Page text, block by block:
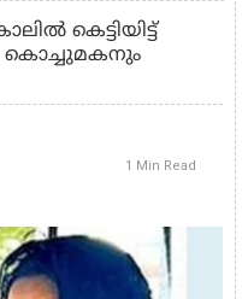
കെട്ടിയിട്ട്
1 Min Read